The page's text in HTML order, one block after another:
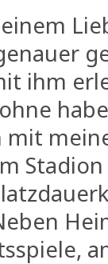
ihm
mit